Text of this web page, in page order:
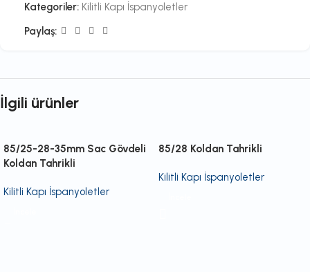
Kategoriler: Kilitli Kapı İspanyoletler
Paylaş:
İlgili ürünler
85/25-28-35mm Sac Gövdeli
Koldan Tahrikli
Kilitli Kapı İspanyoletler
85/28 Koldan Tahrikli
Kilitli Kapı İspanyoletler